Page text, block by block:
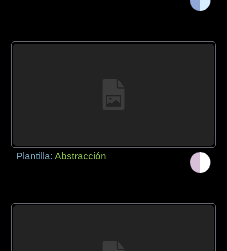
Plantilla:Abstracción